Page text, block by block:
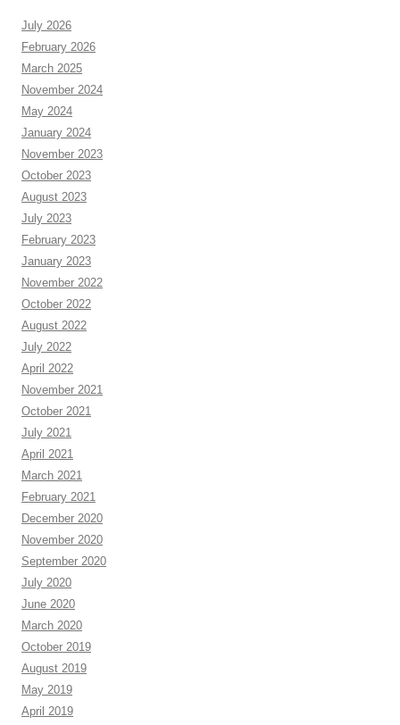
July 2026
February 2026
March 2025
November 2024
May 2024
January 2024
November 2023
October 2023
August 2023
July 2023
February 2023
January 2023
November 2022
October 2022
August 2022
July 2022
April 2022
November 2021
October 2021
July 2021
April 2021
March 2021
February 2021
December 2020
November 2020
September 2020
July 2020
June 2020
March 2020
October 2019
August 2019
May 2019
April 2019